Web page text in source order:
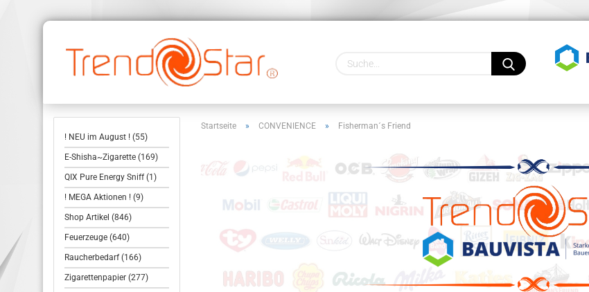
Startseite » CONVENIENCE » Fisherman´s Friend
! NEU im August ! (55)
E-Shisha~Zigarette (169)
QIX Pure Energy Sniff (1)
! MEGA Aktionen ! (9)
Shop Artikel (846)
Feuerzeuge (640)
Raucherbedarf (166)
Zigarettenpapier (277)